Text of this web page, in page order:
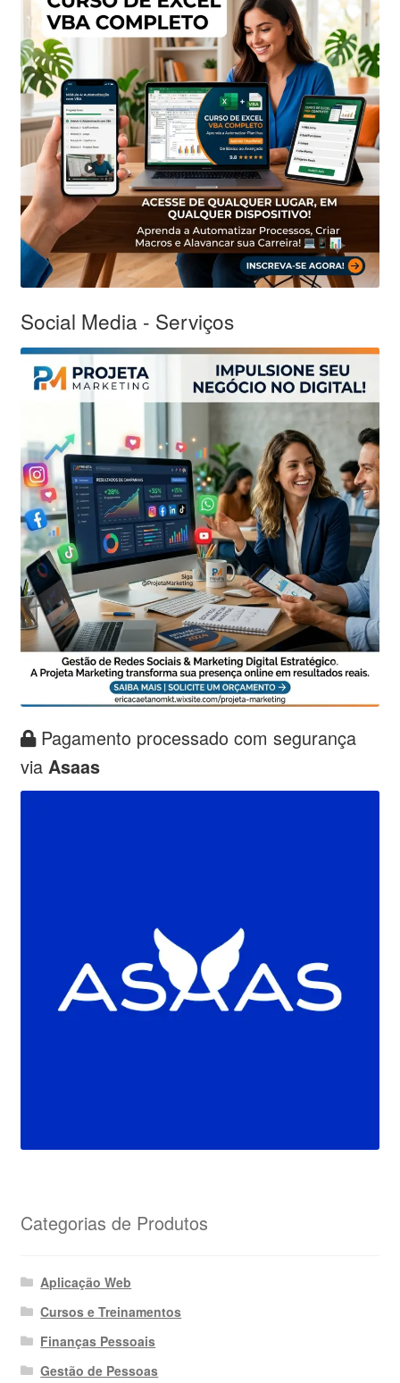
Social Media - Serviços
Pagamento processado com segurança
via Asaas
Categorias de Produtos
Aplicação Web
Cursos e Treinamentos
Finanças Pessoais
Gestão de Pessoas